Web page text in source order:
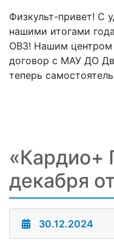
Физкульт-привет! С
нашими итогами
ОВЗ! Нашим центром
договор с МАУ ДО
теперь
«Кардио+
декабря
30.12.2024